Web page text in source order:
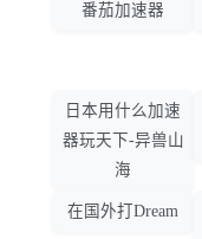
番茄加速器
日本用什么加速
器玩天下-异兽山
海
在国外打Dream